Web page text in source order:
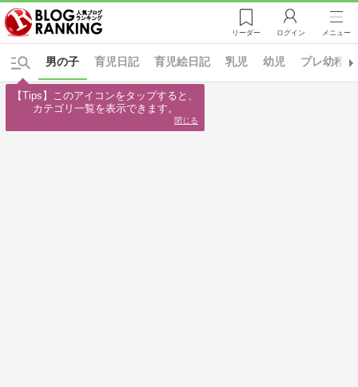
リーダー ログイン メニュー
育児日記 育児絵日記 乳児 幼児 プレ幼稚
男の子
【Tips】このアイコンをタップすると、
カテゴリ一覧を表示できます。
閉じる